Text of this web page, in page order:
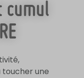
cumul
une